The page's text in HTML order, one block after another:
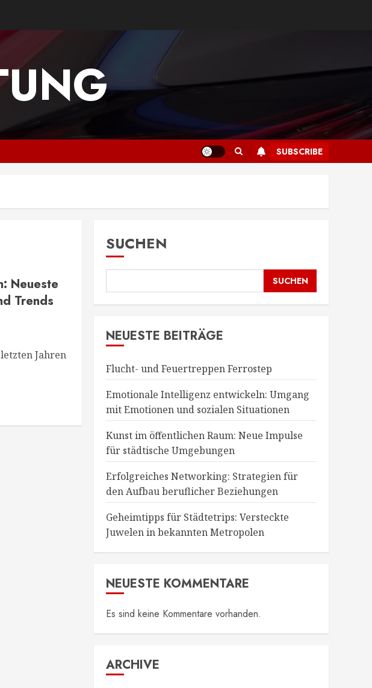
SUBSCRIBE
Neueste
Trends
Jahren
SUCHEN
SUCHEN
NEUESTE BEITRÄGE
Flucht- und Feuertreppen Ferrostep
Emotionale Intelligenz entwickeln: Umgang
mit Emotionen und sozialen Situationen
Kunst im öffentlichen Raum: Neue Impulse
für städtische Umgebungen
Erfolgreiches Networking: Strategien für
den Aufbau beruflicher Beziehungen
Geheimtipps für Städtetrips: Versteckte
Juwelen in bekannten Metropolen
NEUESTE KOMMENTARE
Es sind keine Kommentare vorhanden.
ARCHIVE